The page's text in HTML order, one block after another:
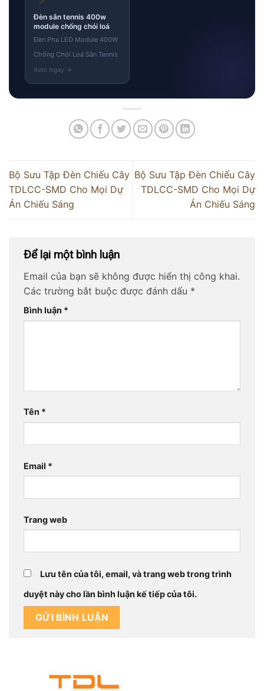
Đèn sân tennis 400w
module chống chói loá
Đèn Pha LED Module 400W
Chống Chói Loá Sân Tennis
Bộ Sưu Tập Đèn Chiếu Cây
TDLCC-SMD Cho Mọi Dự
Án Chiếu Sáng
Bộ Sưu Tập Đèn Chiếu Cây
TDLCC-SMD Cho Mọi Dự
Án Chiếu Sáng
Để lại một bình luận
Email của bạn sẽ không được hiển thị công khai.
Các trường bắt buộc được đánh dấu *
Bình luận *
Tên *
Email *
Trang web
Lưu tên của tôi, email, và trang web trong trình
duyệt này cho lần bình luận kế tiếp của tôi.